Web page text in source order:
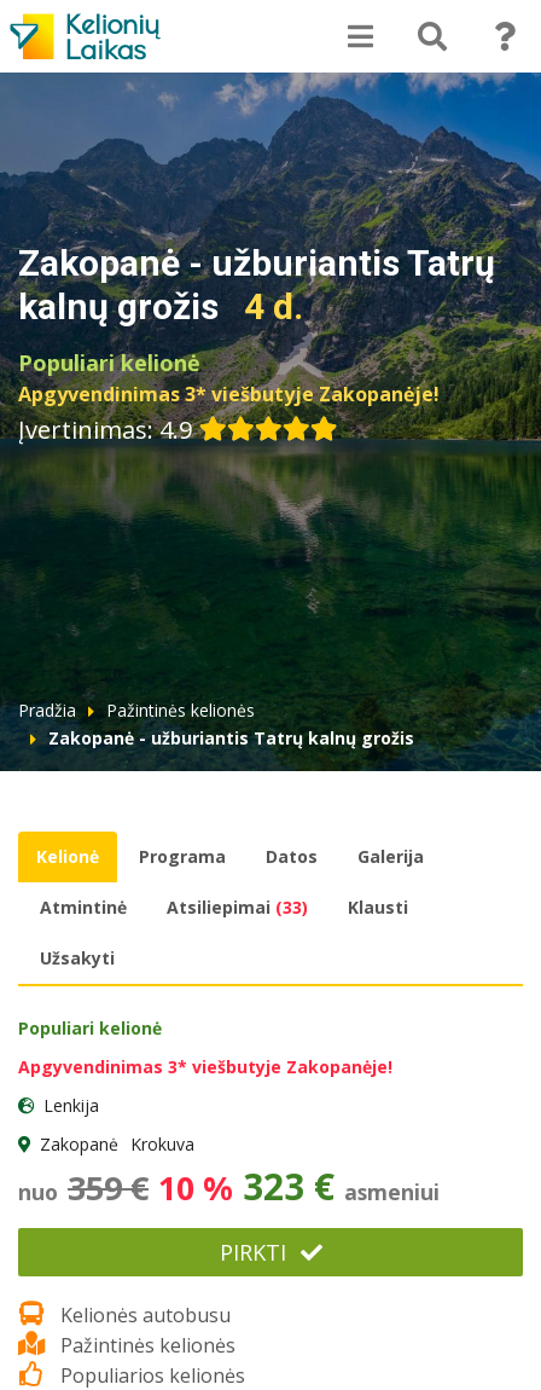
Zakopanė - užburiantis Tatrų
kalnų grožis
4 d.
Populiari kelionė
Apgyvendinimas 3* viešbutyje Zakopanėje!
Įvertinimas: 4.9
Pradžia
Pažintinės kelionės
Zakopanė - užburiantis Tatrų kalnų grožis
Kelionė Programa Datos Galerija
Atmintinė Atsiliepimai (33) Klausti
Užsakyti
Populiari kelionė
Apgyvendinimas 3* viešbutyje Zakopanėje!
Lenkija
Zakopanė
Krokuva
nuo 359 € 10 % 323 € asmeniui
PIRKTI
Kelionės autobusu
Pažintinės kelionės
Populiarios kelionės